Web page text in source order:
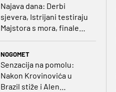
Najava dana: Derbi
sjevera, Istrijani testiraju
Majstora s mora, finale
Francuza
NOGOMET
Senzacija na pomolu:
Nakon Krovinovića u
Brazil stiže i Alen